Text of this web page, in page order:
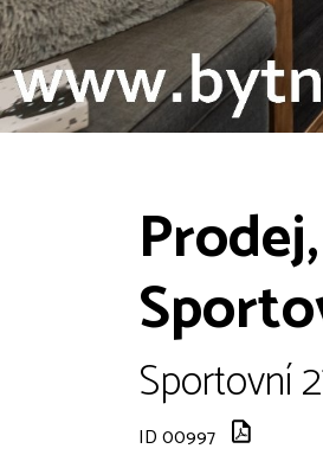
Sportovní
ID 00997